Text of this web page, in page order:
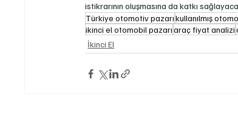
istikrarının oluşmasına da katkı
Türkiye otomotiv pazarıkullanılmış
ikinci el otomobil pazarıaraç fiyat analizi
İkinci El